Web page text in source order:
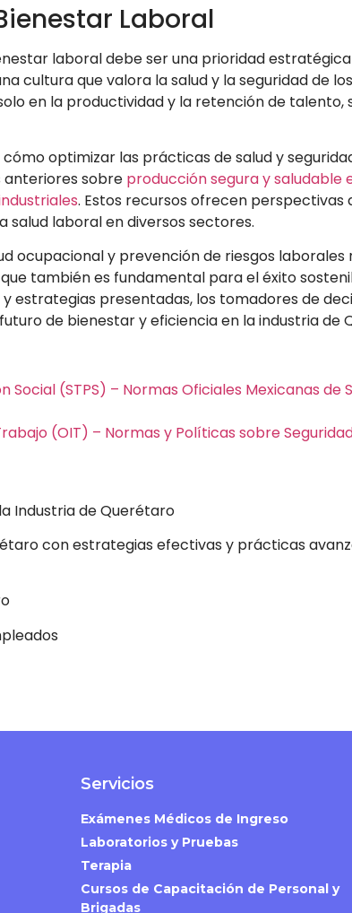
Laboral
laboral debe ser una prioridad
cultura que valora la salud y la seguridad de
en la productividad y la retención de talento,
optimizar las prácticas de salud y
sobre producción segura y saludable
. Estos recursos ofrecen perspectivas
laboral en diversos sectores.
ocupacional y prevención de riesgos laborales
también es fundamental para el éxito
estrategias presentadas, los tomadores de
de bienestar y eficiencia en la industria de
(STPS) – Normas Oficiales Mexicanas de
(OIT) – Normas y Políticas sobre
Industria de Querétaro
con estrategias efectivas y prácticas
Servicios
Exámenes Médicos de Ingreso
Laboratorios y Pruebas
Terapia
Cursos de Capacitación de Personal y
Brigadas